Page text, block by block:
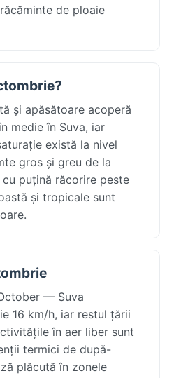
de ploaie
și apăsătoare acoperă
medie în Suva, iar
există la nivel
gros și greu de la
puțină răcorire peste
și tropicale sunt
— Suva
16 km/h, iar restul țării
în aer liber sunt
termici de după-
plăcută în zonele